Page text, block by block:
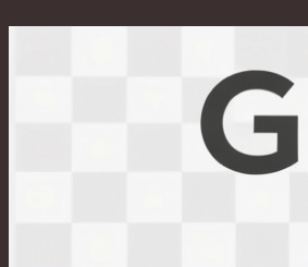
Перейти